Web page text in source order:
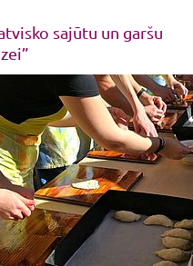
sajūtu un garšu